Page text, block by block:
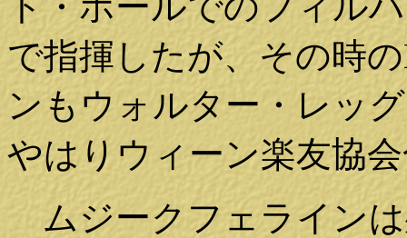
で指揮したが、その時
ンもウォルター・レッ
やはりウィーン楽友協
ムジークフェライン